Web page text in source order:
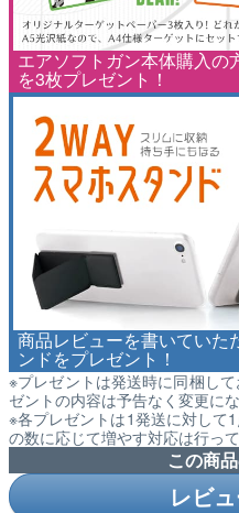
エアソフトガン本体購入の
を3枚プレゼント！
商品レビューを書いていた
ンドをプレゼント！
※プレゼントは発送時に同梱し
ゼントの内容は予告なく変更に
※各プレゼントは1発送に対して
の数に応じて増やす対応は行っ
この商
レビ